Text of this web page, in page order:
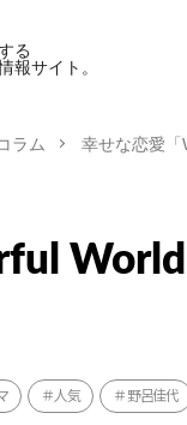
る
報サイト。
ラム 幸せな恋愛
人気 野呂佳代